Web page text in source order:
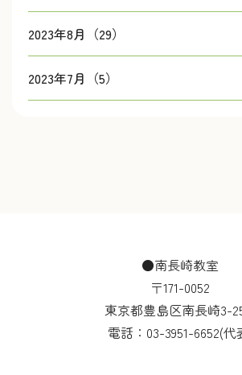
2023年8月（29）
2023年7月（5）
●南長崎教室
〒171-0052
東京都豊島区南長崎3-
電話： 03-3951-6652(代